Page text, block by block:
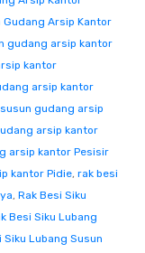
Gudang Arsip Kantor
gudang arsip kantor
kantor
arsip kantor
gudang arsip
arsip kantor
arsip kantor Pesisir
kantor Pidie, rak besi
, Rak Besi Siku
Besi Siku Lubang
Siku Lubang Susun